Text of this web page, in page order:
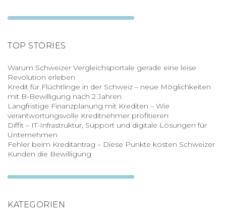
TOP STORIES
Warum Schweizer Vergleichsportale gerade eine leise
Revolution erleben
Kredit für Flüchtlinge in der Schweiz – neue Möglichkeiten
mit B-Bewilligung nach 2 Jahren
Langfristige Finanzplanung mit Krediten – Wie
verantwortungsvolle Kreditnehmer profitieren
Diffit – IT-Infrastruktur, Support und digitale Lösungen für
Unternehmen
Fehler beim Kreditantrag – Diese Punkte kosten Schweizer
Kunden die Bewilligung
KATEGORIEN